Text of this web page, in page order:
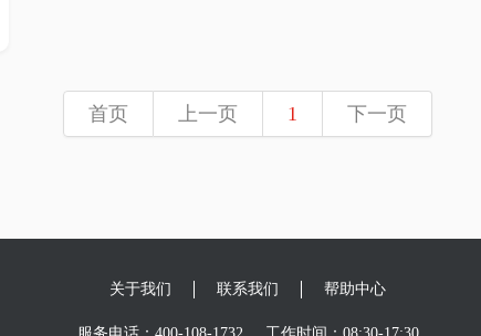
首页 上一页 1 下一页
关于我们 联系我们 帮助中心